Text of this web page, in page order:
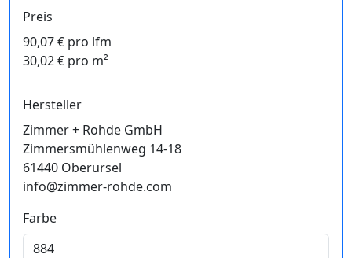
Preis
90,07 € pro lfm
30,02 € pro m²
Hersteller
Zimmer + Rohde GmbH
Zimmersmühlenweg 14-18
61440 Oberursel
info@zimmer-rohde.com
Farbe